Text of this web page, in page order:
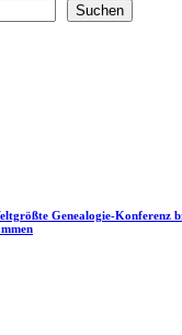
Suchen
Genealogie-Konferenz